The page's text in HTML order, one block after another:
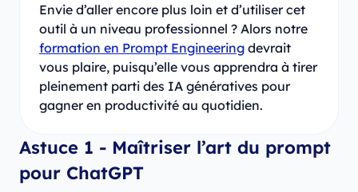
Envie d’aller encore plus loin et d’utiliser cet
outil à un niveau professionnel ? Alors notre
formation en Prompt Engineering devrait
vous plaire, puisqu’elle vous apprendra à tirer
pleinement parti des IA génératives pour
gagner en productivité au quotidien.
Astuce 1 - Maîtriser l’art du prompt
pour ChatGPT